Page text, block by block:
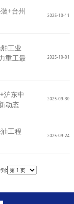
+台州
2025-10-11
工业
重工最
2025-10-01
沪东中
动态
2025-09-30
工程
2025-09-24
: